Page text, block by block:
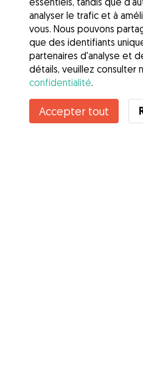
analyser le trafic et à
vous. Nous pouvons
que des identifiants
partenaires d'analyse et
détails, veuillez consulter
confidentialité.
Accepter tout